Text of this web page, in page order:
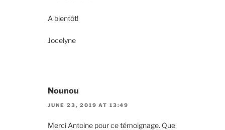
A bientôt!
Jocelyne
Nounou
JUNE 23, 2019 AT 13:49
Merci Antoine pour ce témoignage. Que